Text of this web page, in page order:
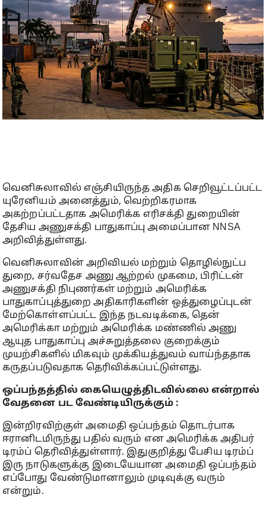
வெனிசுலாவில் எஞ்சியிருந்த அதிக செறிவூட்டப்பட்ட
யுரேனியம் அனைத்தும், வெற்றிகரமாக
அகற்றப்பட்டதாக அமெரிக்க எரிசக்தி துறையின்
தேசிய அணுசக்தி பாதுகாப்பு அமைப்பான NNSA
அறிவித்துள்ளது.
வெனிசுலாவின் அறிவியல் மற்றும் தொழில்நுட்ப
துறை, சர்வதேச அணு ஆற்றல் முகமை, பிரிட்டன்
அணுசக்தி நிபுணர்கள் மற்றும் அமெரிக்க
பாதுகாப்புத்துறை அதிகாரிகளின் ஒத்துழைப்புடன்
மேற்கொள்ளப்பட்ட இந்த நடவடிக்கை, தென்
அமெரிக்கா மற்றும் அமெரிக்க மண்ணில் அணு
ஆயுத பாதுகாப்பு அச்சுறுத்தலை குறைக்கும்
முயற்சிகளில் மிகவும் முக்கியத்துவம் வாய்ந்ததாக
கருதப்படுவதாக தெரிவிக்கப்பட்டுள்ளது.
ஒப்பந்தத்தில் கையெழுத்திடவில்லை என்றால்
வேதனை பட வேண்டியிருக்கும் :
இன்றிரவிற்குள் அமைதி ஒப்பந்தம் தொடர்பாக
ஈரானிடமிருந்து பதில் வரும் என அமெரிக்க அதிபர்
டிரம்ப் தெரிவித்துள்ளார். இதுகுறித்து பேசிய டிரம்ப்
இரு நாடுகளுக்கு இடையேயான அமைதி ஒப்பந்தம்
எப்போது வேண்டுமானாலும் முடிவுக்கு வரும்
என்றும்.